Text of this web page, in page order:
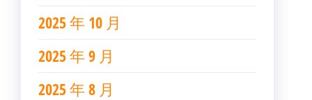
2025 年 10 月
2025 年 9 月
2025 年 8 月